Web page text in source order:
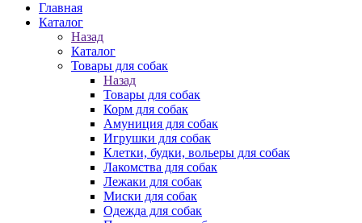
Главная
Каталог
Назад
Каталог
Товары для собак
Назад
Товары для собак
Корм для собак
Амуниция для собак
Игрушки для собак
Клетки, будки, вольеры для собак
Лакомства для собак
Лежаки для собак
Миски для собак
Одежда для собак